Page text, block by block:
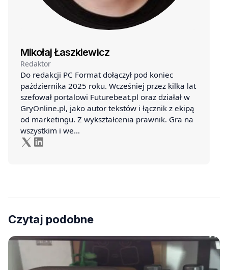
Mikołaj Łaszkiewicz
Redaktor
Do redakcji PC Format dołączył pod koniec
października 2025 roku. Wcześniej przez kilka lat
szefował portalowi Futurebeat.pl oraz działał w
GryOnline.pl, jako autor tekstów i łącznik z ekipą
od marketingu. Z wykształcenia prawnik. Gra na
wszystkim i we…
Czytaj podobne